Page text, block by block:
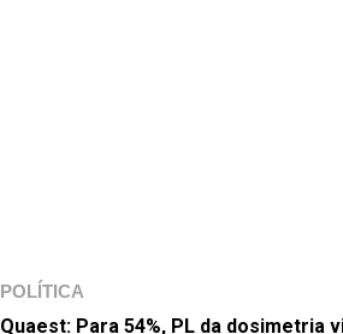
POLÍTICA
Quaest: Para 54%, PL da dosimetria